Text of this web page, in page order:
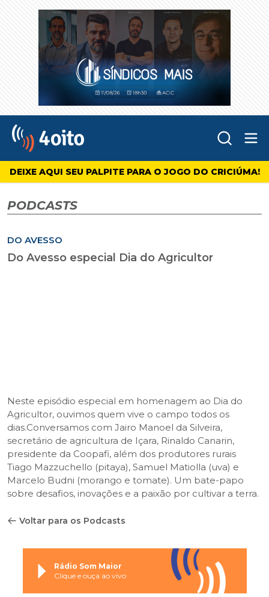
4oito
DEIXE AQUI SEU PALPITE PARA O JOGO DO CRICIÚMA!
PODCASTS
DO AVESSO
Do Avesso especial Dia do Agricultor
Neste episódio especial em homenagem ao Dia do
Agricultor, ouvimos quem vive o campo todos os
dias.Conversamos com Jairo Manoel da Silveira,
secretário de agricultura de Içara, Rinaldo Canarin,
presidente da Coopafi, além dos produtores rurais
Tiago Mazzuchello (pitaya), Samuel Matiolla (uva) e
Marcelo Budni (morango e tomate). Um bate-papo
sobre desafios, inovações e a paixão por cultivar a terra.
Voltar para os Podcasts
Rádio Som Maior
Clique e ouça ao vivo